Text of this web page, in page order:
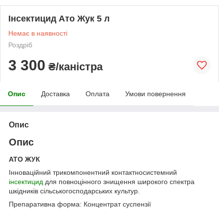
Інсектицид Ато Жук 5 л
Немає в наявності
Роздріб
3 300 ₴/каністра
Опис Доставка Оплата Умови повернення
Опис
Опис
АТО ЖУК
Інноваційний трикомпонентний контактносистемний
інсектицид для повноцінного знищення широкого спектра
шкідників сільськогосподарських культур.
Препаративна форма: Концентрат суспензії